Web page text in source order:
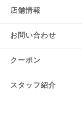
店舗情報
お問い合わせ
クーポン
スタッフ紹介